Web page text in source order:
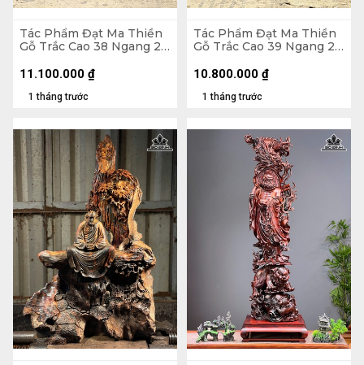
Tác Phẩm Đạt Ma Thiền
Gỗ Trắc Cao 38 Ngang 23
1 tháng trước
11.100.000 ₫
Tác Phẩm Đạt Ma Thiền
Gỗ Trắc Cao 39 Ngang 22
1 tháng trước
10.800.000 ₫